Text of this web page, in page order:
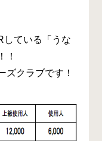
している「うな
！
ズクラブです！